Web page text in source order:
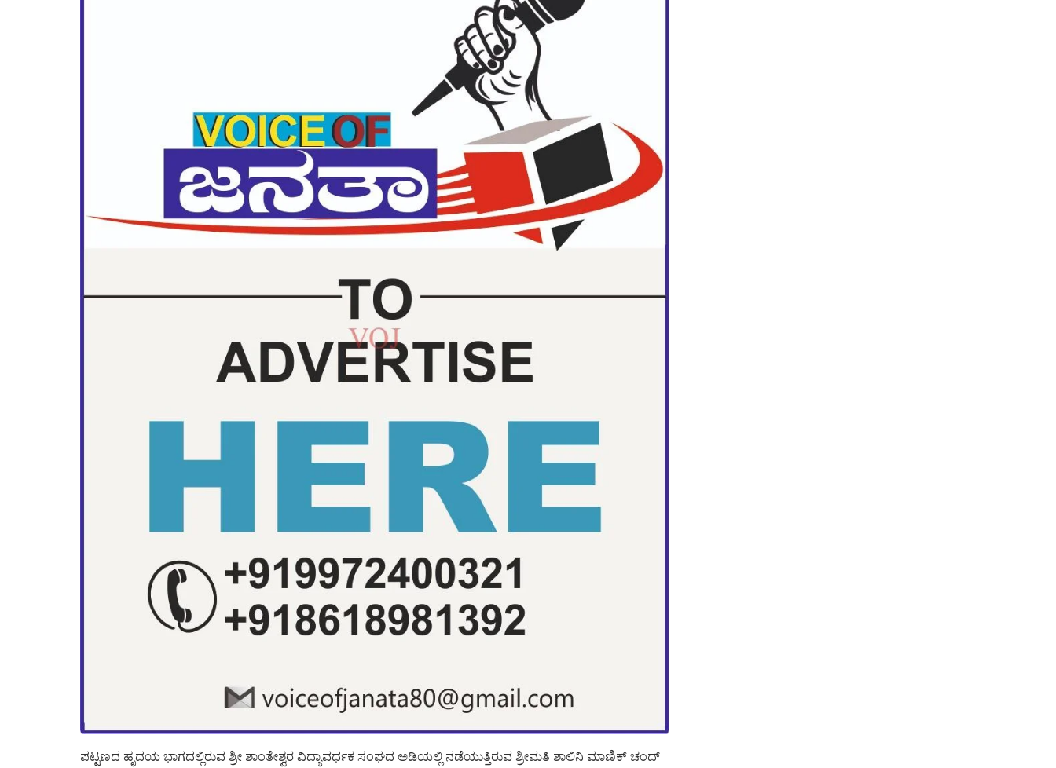
ಪಟ್ಟಣದ ಹೃದಯ ಭಾಗದಲ್ಲಿರುವ ಶ್ರೀ ಶಾಂತೇಶ್ವರ ವಿದ್ಯಾವರ್ಧಕ ಸಂಘದ ಅಡಿಯಲ್ಲಿ ನಡೆಯುತ್ತಿರುವ ಶ್ರೀಮತಿ ಶಾಲಿನಿ ಮಾಣಿಕ್ ಚಂದ್